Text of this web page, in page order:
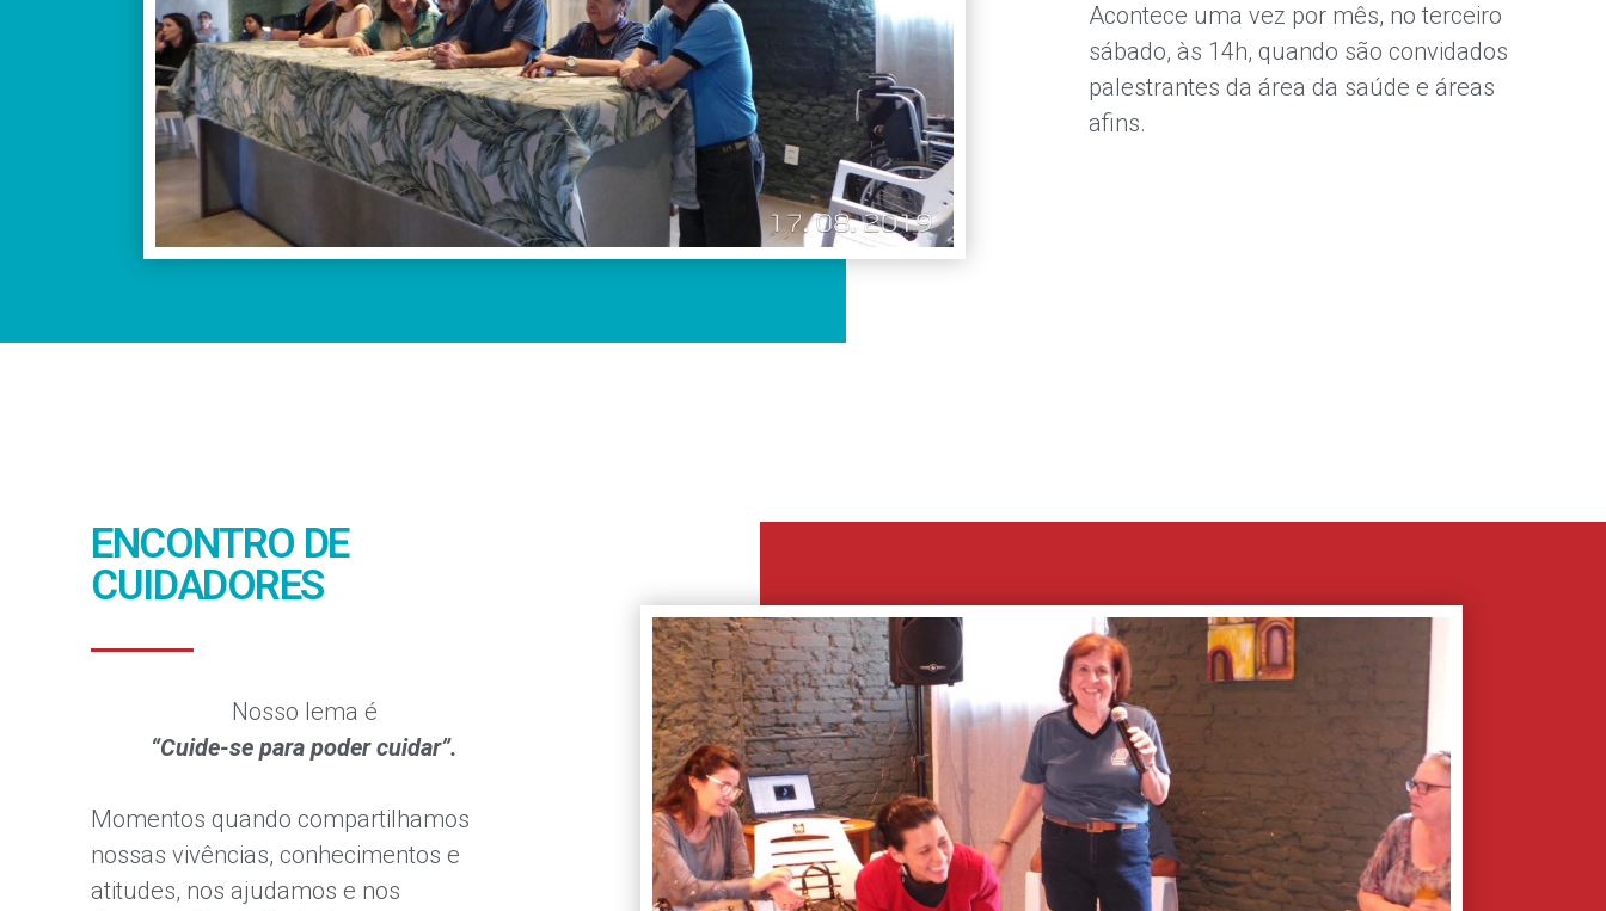
Acontece uma vez por mês, no terceiro
sábado, às 14h, quando são convidados
palestrantes da área da saúde e áreas
afins.
ENCONTRO DE
CUIDADORES
Nosso lema é
“Cuide-se para poder cuidar”.
Momentos quando compartilhamos
nossas vivências, conhecimentos e
atitudes, nos ajudamos e nos